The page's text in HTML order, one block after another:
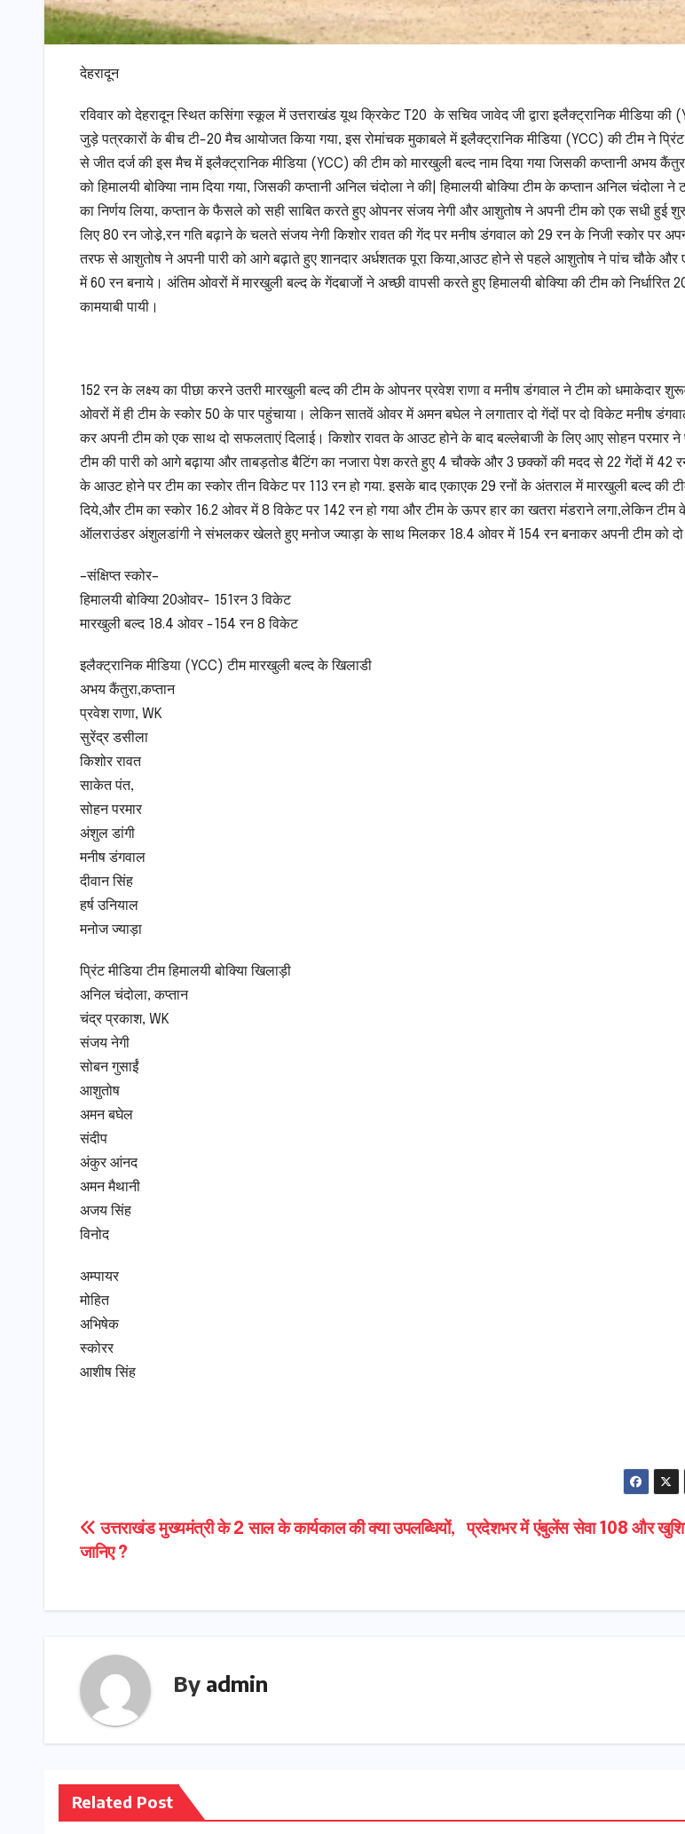
देहरादून
रविवार को देहरादून स्थित कसिंगा स्कूल में उत्तराखंड यूथ क्रिकेट T20 के सचिव जावेद जी द्वारा इलैक्ट्रानिक मीडिया की
जुड़े पत्रकारों के बीच टी-20 मैच आयोजत किया गया, इस रोमांचक मुकाबले में इलैक्ट्रानिक मीडिया (YCC) की टीम ने प्रिंट
से जीत दर्ज की इस मैच में इलैक्ट्रानिक मीडिया (YCC) की टीम को मारखुली बल्द नाम दिया गया जिसकी कप्तानी अभय
को हिमालयी बोक्यिा नाम दिया गया, जिसकी कप्तानी अनिल चंदोला ने की| हिमालयी बोक्याि टीम के कप्तान अनिल चंदोला
का निर्णय लिया, कप्तान के फैसले को सही साबित करते हुए ओपनर संजय नेगी और आशुतोष ने अपनी टीम को एक सधी हुई
लिए 80 रन जोडे़,रन गति बढ़ाने के चलते संजय नेगी किशोर रावत की गेंद पर मनीष डंगवाल को 29 रन के निजी स्कोर पर
तरफ से आशुतोष ने अपनी पारी को आगे बढ़ाते हुए शानदार अर्धशतक पूरा किया,आउट होने से पहले आशुतोष ने पांच चौके
में 60 रन बनाये। अंतिम ओवरों में मारखुली बल्द के गेंदबाजों ने अच्छी वापसी करते हुए हिमालयी बोक्याि की टीम को
कामयाबी पायी।
152 रन के लक्ष्य का पीछा करने उतरी मारखुली बल्द की टीम के ओपनर प्रवेश राणा व मनीष डंगवाल ने टीम को धमाकेदार
ओवरों में ही टीम के स्कोर 50 के पार पहुंचाया। लेकिन सातवें ओवर में अमन बघेल ने लगातार दो गेंदों पर दो विकेट मनीष
कर अपनी टीम को एक साथ दो सफलताएं दिलाई। किशोर रावत के आउट होने के बाद बल्लेबाजी के लिए आए सोहन परमार
टीम की पारी को आगे बढ़ाया और ताबड़तोड बैटिंग का नजारा पेश करते हुए 4 चौक्के और 3 छक्कों की मदद से 22 गेंदों में 42
के आउट होने पर टीम का स्कोर तीन विकेट पर 113 रन हो गया. इसके बाद एकाएक 29 रनों के अंतराल में मारखुली बल्द की
दिये,और टीम का स्कोर 16.2 ओवर में 8 विकेट पर 142 रन हो गया और टीम के ऊपर हार का खतरा मंडराने लगा,लेकिन टीम
ऑलराउंडर अंशुलडांगी ने संभलकर खेलते हुए मनोज ज्याड़ा के साथ मिलकर 18.4 ओवर में 154 रन बनाकर अपनी टीम को दो
–संक्षिप्त स्कोर–
हिमालयी बोक्यिा 20ओवर- 151रन 3 विकेट
मारखुली बल्द 18.4 ओवर -154 रन 8 विकेट
इलैक्ट्रानिक मीडिया (YCC) टीम मारखुली बल्द के खिलाडी
अभय कैंतुरा,कप्तान
प्रवेश राणा, WK
सुरेंद्र डसीला
किशोर रावत
साकेत पंत,
सोहन परमार
अंशुल डांगी
मनीष डंगवाल
दीवान सिंह
हर्ष उनियाल
मनोज ज्याड़ा
प्रिंट मीडिया टीम हिमालयी बोक्यिा खिलाड़ी
अनिल चंदोला, कप्तान
चंद्र प्रकाश, WK
संजय नेगी
सोबन गुसाईं
आशुतोष
अमन बघेल
संदीप
अंकुर आंनद
अमन मैथानी
अजय सिंह
विनोद
अम्पायर
मोहित
अभिषेक
स्कोरर
आशीष सिंह
Post
navigation
प्रदेशभर में एंबुलेंस सेवा 108 और
उत्तराखंड मुख्यमंत्री के 2 साल के कार्यकाल की क्या उपलब्धियों,
जानिए ?
By admin
Related Post